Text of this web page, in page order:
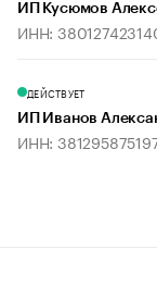
ИП Кусюмов
ИНН:
ДЕЙСТВУЕТ
ИП Иванов
ИНН: